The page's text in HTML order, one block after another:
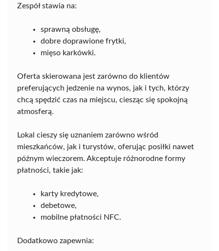
Zespół stawia na:
sprawną obsługę,
dobre doprawione frytki,
mięso karkówki.
Oferta skierowana jest zarówno do klientów
preferujących jedzenie na wynos, jak i tych, którzy
chcą spędzić czas na miejscu, ciesząc się spokojną
atmosferą.
Lokal cieszy się uznaniem zarówno wśród
mieszkańców, jak i turystów, oferując posiłki nawet
późnym wieczorem. Akceptuje różnorodne formy
płatności, takie jak:
karty kredytowe,
debetowe,
mobilne płatności NFC.
Dodatkowo zapewnia: